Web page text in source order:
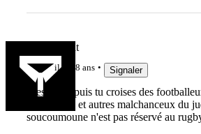
Droitdevant
il y a 8 ans Signaler
C'est ça et puis tu croises des
basketteurs et autres malchanceux du
soucoumoune n'est pas réservé au